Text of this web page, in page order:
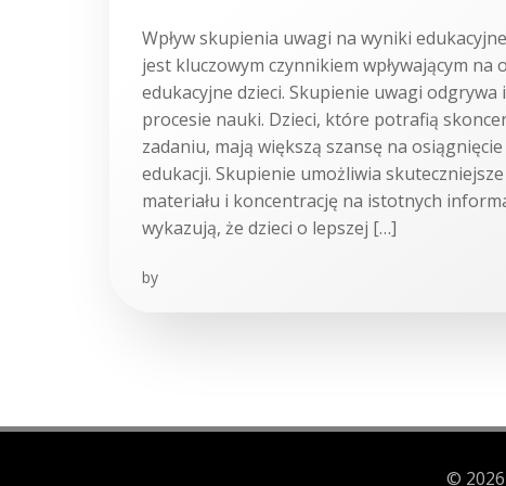
Wpływ skupienia uwagi na wyniki
jest kluczowym czynnikiem wpływającym na
edukacyjne dzieci. Skupienie uwagi
procesie nauki. Dzieci, które potrafią
zadaniu, mają większą szansę na
edukacji. Skupienie umożliwia
materiału i koncentrację na istotnych
wykazują, że dzieci o lepszej […]
by
©